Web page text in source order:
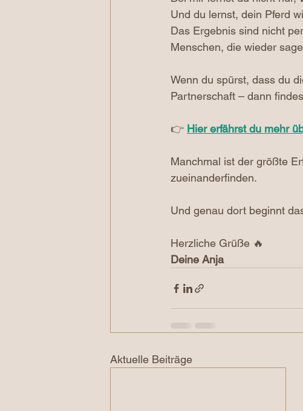
Und du lernst, dein Pferd
Das Ergebnis sind nicht
Menschen, die wieder
Wenn du spürst, dass du
Partnerschaft – dann
👉 Hier erfährst du mehr
Manchmal ist der größte
zueinanderfinden.
Und genau dort beginnt
Herzliche Grüße 🔥
Deine Anja
Aktuelle Beiträge